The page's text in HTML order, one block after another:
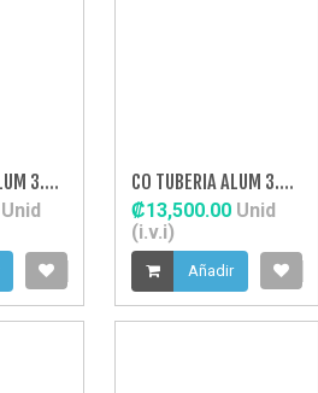
CO TUBERIA ALUM 3.0" 45
Unid
CO TUBERIA ALUM 3.0" RECTO
₡13,500.00 Unid
(i.v.i)
Añadir